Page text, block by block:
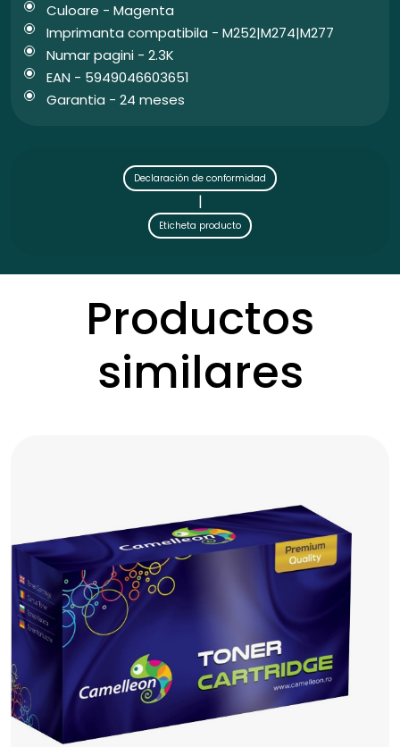
Culoare - Magenta
Imprimanta compatibila - M252|M274|M277
Numar pagini - 2.3K
EAN - 5949046603651
Garantia - 24 meses
Declaración de conformidad
|
Eticheta producto
Productos
similares